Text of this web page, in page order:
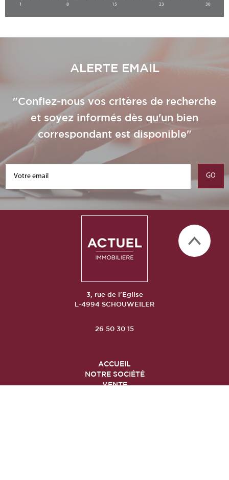
1 8 15 23 30
ALERTE EMAIL
"Confiez-nous vos critères de recherche
et soyez informés dès qu'un bien
correspondant est disponible"
3, rue de l'Eglise
L-4994 SCHOUWEILER
26 50 30 15
ACCUEIL
NOTRE SOCIÉTÉ
VENTE